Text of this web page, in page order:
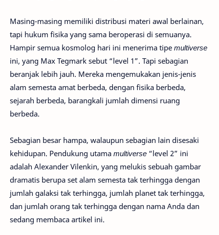
Masing-masing memiliki distribusi materi awal berlainan,
tapi hukum fisika yang sama beroperasi di semuanya.
Hampir semua kosmolog hari ini menerima tipe multiverse
ini, yang Max Tegmark sebut “level 1”. Tapi sebagian
beranjak lebih jauh. Mereka mengemukakan jenis-jenis
alam semesta amat berbeda, dengan fisika berbeda,
sejarah berbeda, barangkali jumlah dimensi ruang
berbeda.
Sebagian besar hampa, walaupun sebagian lain disesaki
kehidupan. Pendukung utama multiverse “level 2” ini
adalah Alexander Vilenkin, yang melukis sebuah gambar
dramatis berupa set alam semesta tak terhingga dengan
jumlah galaksi tak terhingga, jumlah planet tak terhingga,
dan jumlah orang tak terhingga dengan nama Anda dan
sedang membaca artikel ini.